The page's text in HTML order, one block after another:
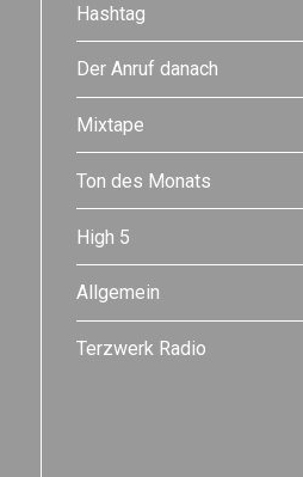
Hashtag
Der Anruf danach
Mixtape
Ton des Monats
High 5
Allgemein
Terzwerk Radio